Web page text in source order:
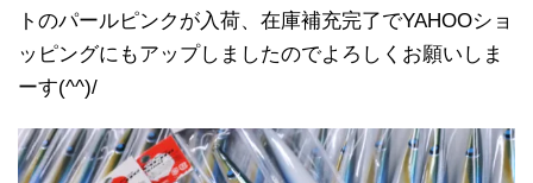
トのパールピンクが入荷、在庫補充完了でYAHOOショ
ッピングにもアップしましたのでよろしくお願いしま
ーす(^^)/